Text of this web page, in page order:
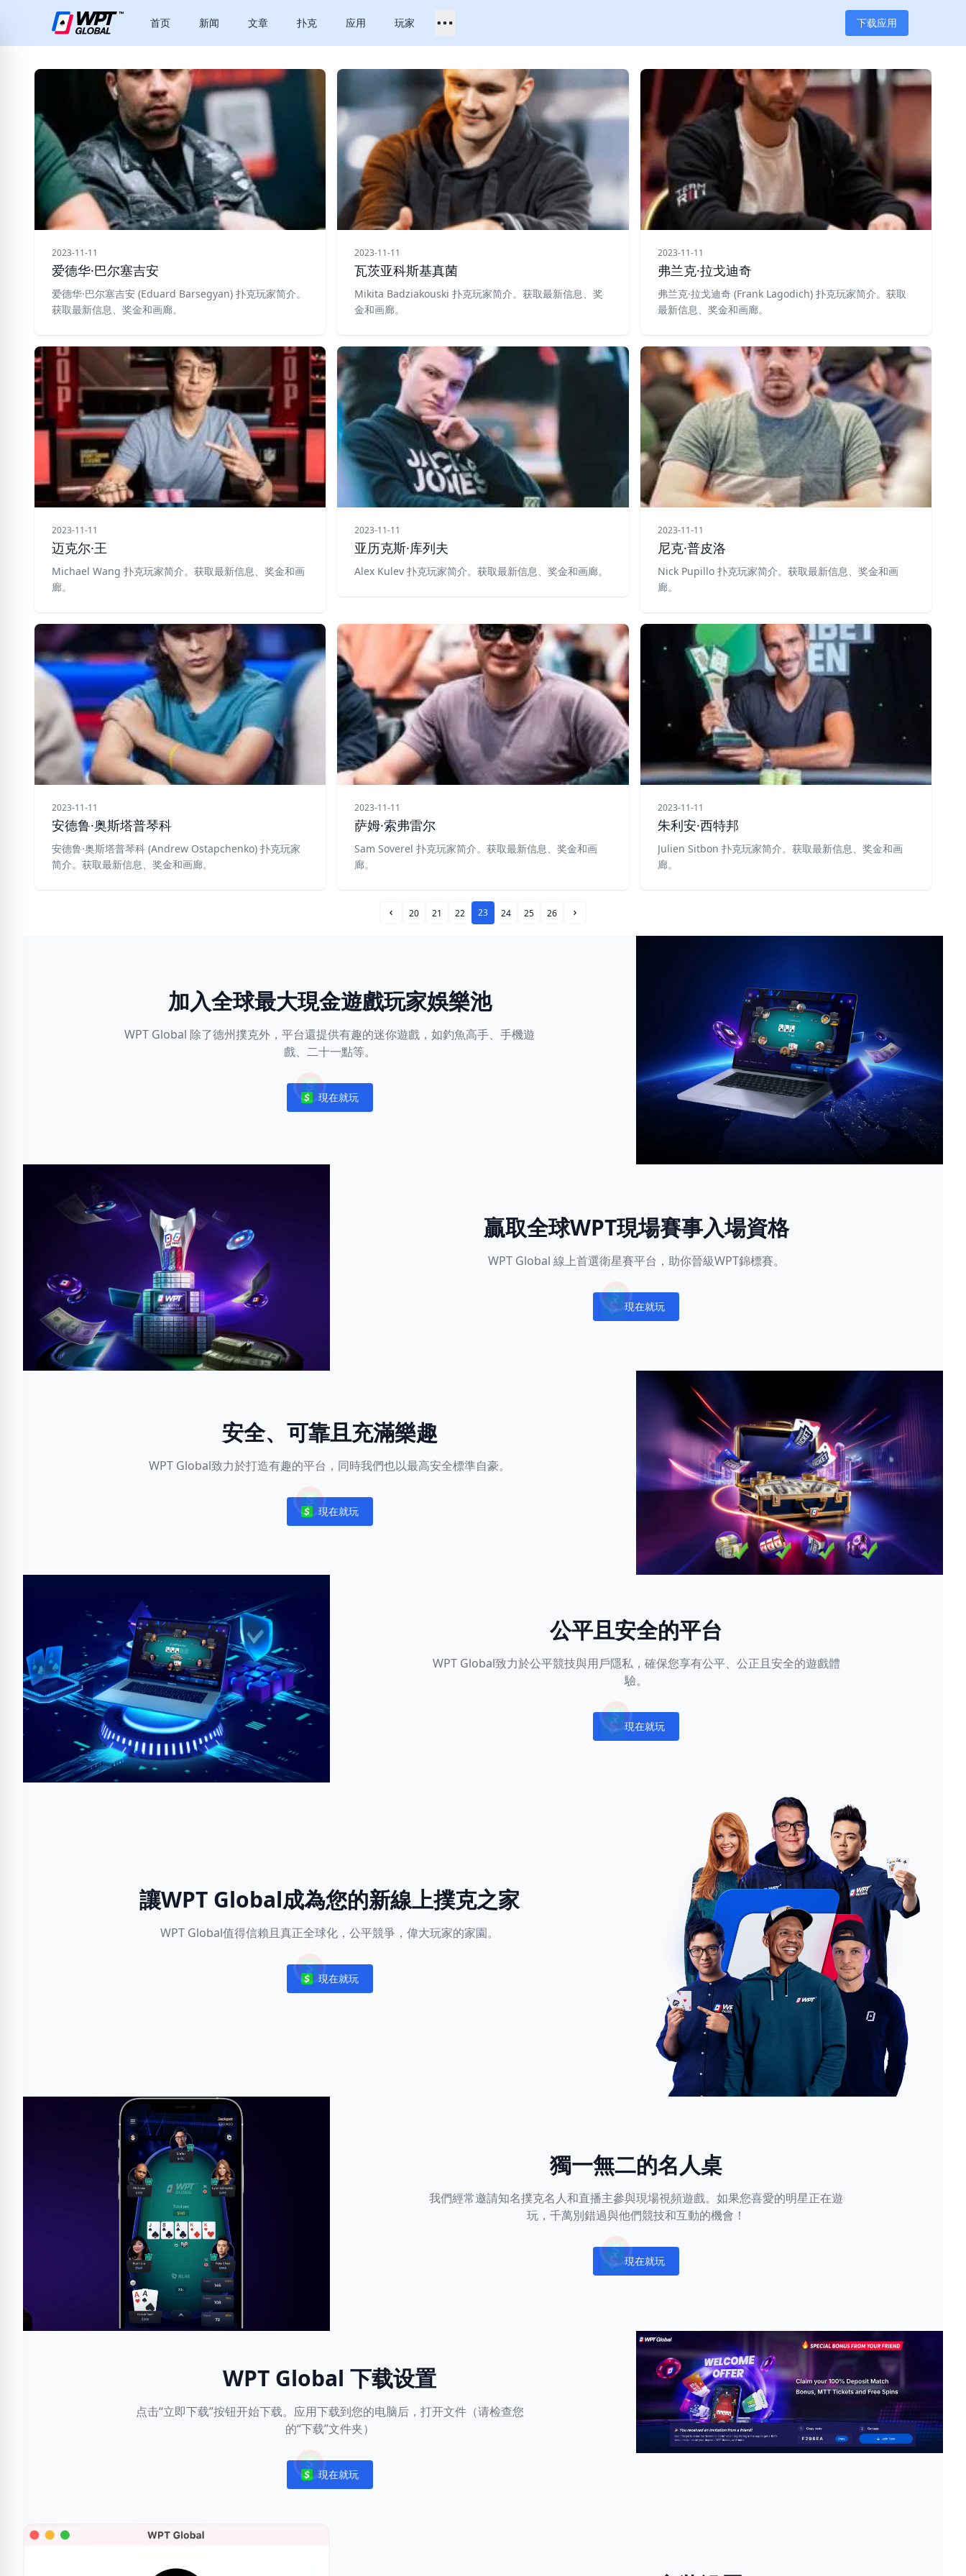
首页 新闻 文章 扑克 应用 玩家 下载应用
2023-11-11
爱德华·巴尔塞吉安
爱德华·巴尔塞吉安 (Eduard Barsegyan) 扑克玩家简介。
获取最新信息、奖金和画廊。
2023-11-11
瓦茨亚科斯基真菌
Mikita Badziakouski 扑克玩家简介。获取最新信息、奖
金和画廊。
2023-11-11
弗兰克·拉戈迪奇
弗兰克·拉戈迪奇 (Frank Lagodich) 扑克玩家简介。获取
最新信息、奖金和画廊。
2023-11-11
迈克尔·王
Michael Wang 扑克玩家简介。获取最新信息、奖金和画
廊。
2023-11-11
亚历克斯·库列夫
Alex Kulev 扑克玩家简介。获取最新信息、奖金和画廊。
2023-11-11
尼克·普皮洛
Nick Pupillo 扑克玩家简介。获取最新信息、奖金和画
廊。
2023-11-11
安德鲁·奥斯塔普琴科
安德鲁·奥斯塔普琴科 (Andrew Ostapchenko) 扑克玩家
简介。获取最新信息、奖金和画廊。
2023-11-11
萨姆·索弗雷尔
Sam Soverel 扑克玩家简介。获取最新信息、奖金和画
廊。
2023-11-11
朱利安·西特邦
Julien Sitbon 扑克玩家简介。获取最新信息、奖金和画
廊。
Prev Page
20 21 22 23 24 25 26 Next Page
加入全球最大現金遊戲玩家娛樂池
WPT Global 除了德州撲克外，平台還提供有趣的迷你遊戲，如釣魚高手、手機遊
戲、二十一點等。
Notifications
現在就玩
贏取全球WPT現場賽事入場資格
WPT Global 線上首選衛星賽平台，助你晉級WPT錦標賽。
Notifications
現在就玩
安全、可靠且充滿樂趣
WPT Global致力於打造有趣的平台，同時我們也以最高安全標準自豪。
Notifications
現在就玩
公平且安全的平台
WPT Global致力於公平競技與用戶隱私，確保您享有公平、公正且安全的遊戲體
驗。
Notifications
現在就玩
讓WPT Global成為您的新線上撲克之家
WPT Global值得信賴且真正全球化，公平競爭，偉大玩家的家園。
Notifications
現在就玩
獨一無二的名人桌
我們經常邀請知名撲克名人和直播主參與現場視頻遊戲。如果您喜愛的明星正在遊
玩，千萬別錯過與他們競技和互動的機會！
Notifications
現在就玩
WPT Global 下载设置
点击“立即下载”按钮开始下载。应用下载到您的电脑后，打开文件（请检查您
的“下载”文件夹）
Notifications
現在就玩